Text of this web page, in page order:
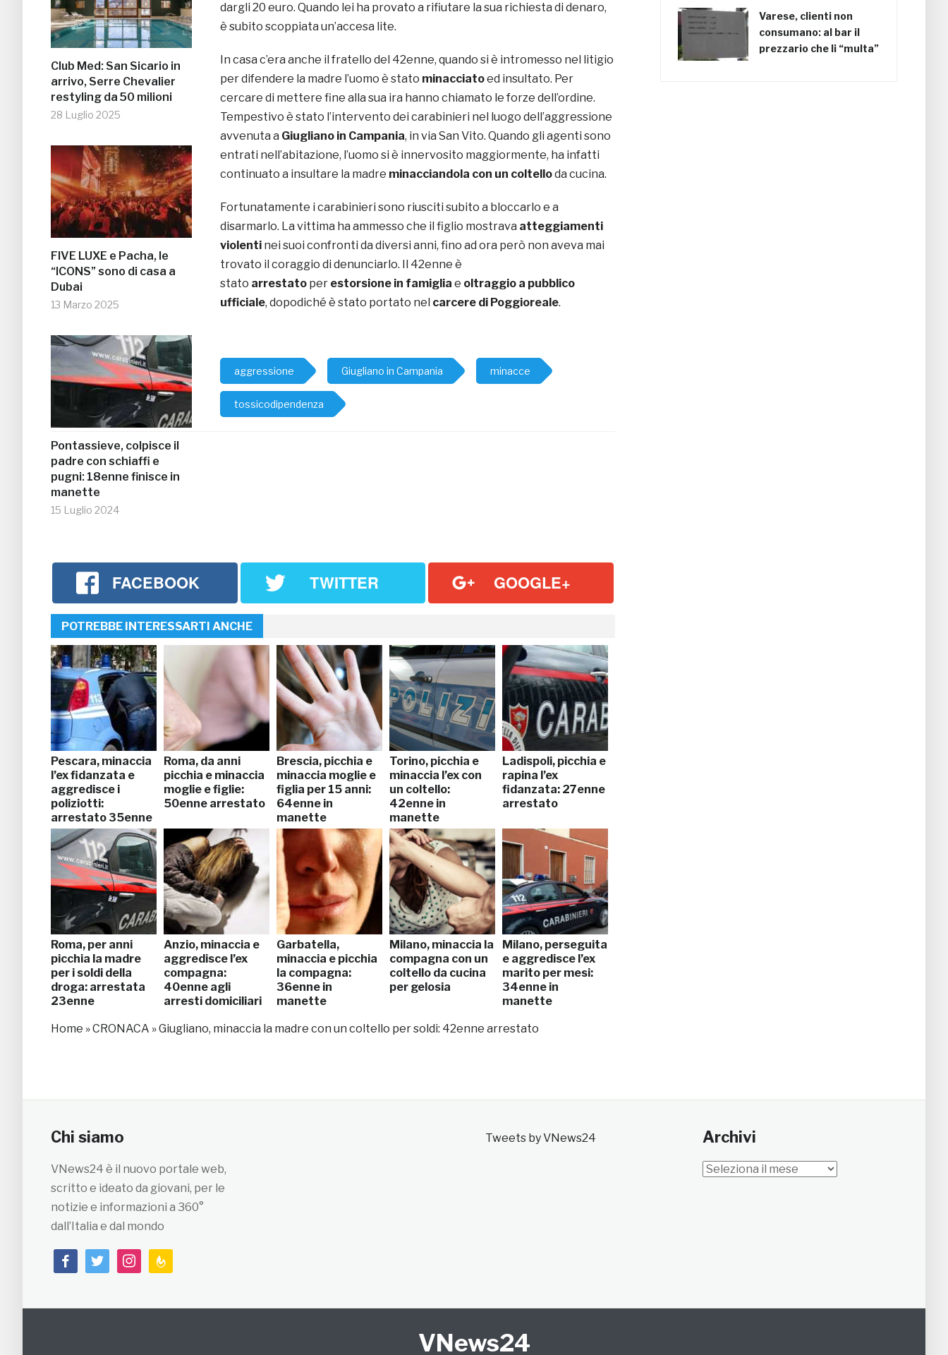
Club Med: San Sicario in
arrivo, Serre Chevalier
restyling da 50 milioni
28 Luglio 2025
FIVE LUXE e Pacha, le
“ICONS” sono di casa a
Dubai
13 Marzo 2025
Pontassieve, colpisce il
padre con schiaffi e
pugni: 18enne finisce in
manette
15 Luglio 2024
dargli 20 euro. Quando lei ha provato a rifiutare la sua richiesta di denaro,
è subito scoppiata un’accesa lite.
In casa c’era anche il fratello del 42enne, quando si è intromesso nel litigio
per difendere la madre l’uomo è stato minacciatoed insultato. Per
cercare di mettere fine alla sua ira hanno chiamato le forze dell’ordine.
Tempestivo è stato l’intervento dei carabinieri nel luogo dell’aggressione
avvenuta a Giugliano in Campania, in via San Vito. Quando gli agenti sono
entrati nell’abitazione, l’uomo si è innervosito maggiormente, ha infatti
continuato a insultare la madre minacciandola con un coltelloda cucina.
Fortunatamente i carabinieri sono riusciti subito a bloccarlo e a
disarmarlo. La vittima ha ammesso che il figlio mostrava atteggiamenti
violenti nei suoi confronti da diversi anni, fino ad ora però non aveva mai
trovato il coraggio di denunciarlo. Il 42enne è
stato arrestato per estorsione in famiglia e oltraggio a pubblico
ufficiale, dopodiché è stato portato nel carcere di Poggioreale.
aggressione Giugliano in Campania minacce
tossicodipendenza
FACEBOOK TWITTER GOOGLE+
POTREBBE INTERESSARTI ANCHE
Pescara, minaccia
l’ex fidanzata e
aggredisce i
poliziotti:
arrestato 35enne
Roma, da anni
picchia e minaccia
moglie e figlie:
50enne arrestato
Brescia, picchia e
minaccia moglie e
figlia per 15 anni:
64enne in
manette
Torino, picchia e
minaccia l’ex con
un coltello:
42enne in
manette
Ladispoli, picchia e
rapina l’ex
fidanzata: 27enne
arrestato
Roma, per anni
picchia la madre
per i soldi della
droga: arrestata
23enne
Anzio, minaccia e
aggredisce l’ex
compagna:
40enne agli
arresti domiciliari
Garbatella,
minaccia e picchia
la compagna:
36enne in
manette
Milano, minaccia la
compagna con un
coltello da cucina
per gelosia
Milano, perseguita
e aggredisce l’ex
marito per mesi:
34enne in
manette
Home »CRONACA »Giugliano, minaccia la madre con un coltello per soldi: 42enne arrestato
Varese, clienti non
consumano: al bar il
prezzario che li “multa”
Chi siamo
VNews24 è il nuovo portale web,
scritto e ideato da giovani, per le
notizie e informazioni a 360°
dall’Italia e dal mondo
facebooktwitterinstagramfeedburner
Tweets by VNews24 Archivi
Archivi
VNews24